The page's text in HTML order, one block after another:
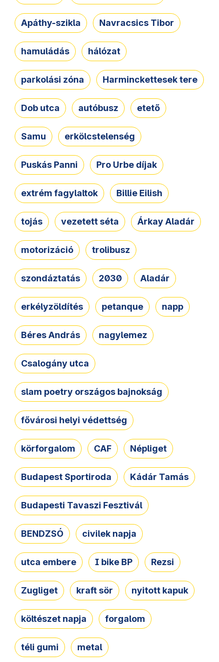
Apáthy-szikla Navracsics Tibor
hamuládás hálózat
parkolási zóna Harminckettesek tere
Dob utca autóbusz etető
Samu erkölcstelenség
Puskás Panni Pro Urbe díjak
extrém fagylaltok Billie Eilish
tojás vezetett séta Árkay Aladár
motorizáció trolibusz
szondáztatás 2030 Aladár
erkélyzöldítés petanque napp
Béres András nagylemez
Csalogány utca
slam poetry országos bajnokság
fővárosi helyi védettség
körforgalom CAF Népliget
Budapest Sportiroda Kádár Tamás
Budapesti Tavaszi Fesztivál
BENDZSÓ civilek napja
utca embere I bike BP Rezsi
Zugliget kraft sör nyitott kapuk
költészet napja forgalom
téli gumi metal